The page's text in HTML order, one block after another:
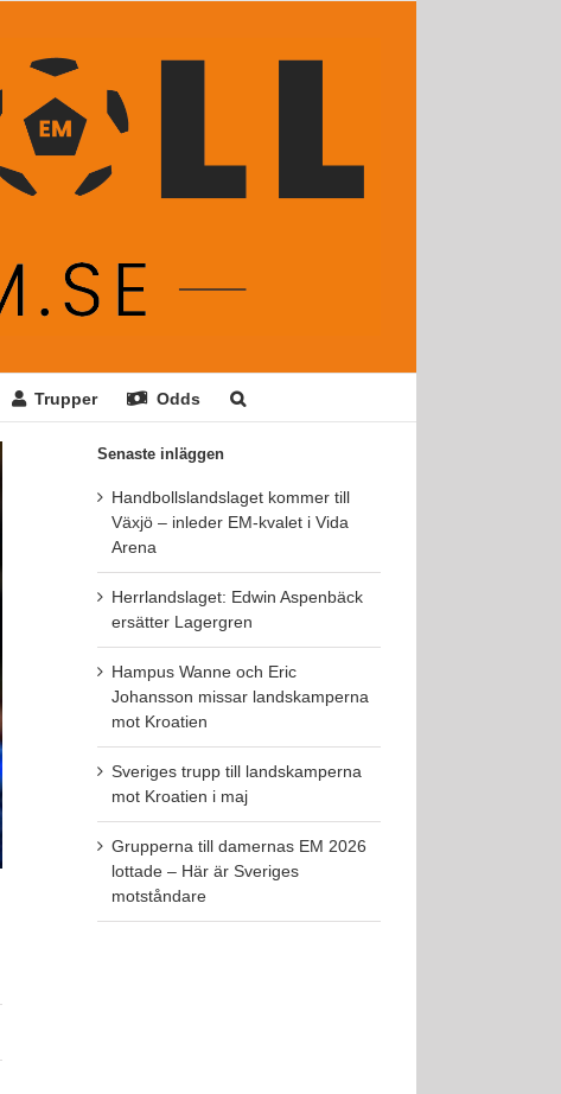
Trupper Odds
Senaste inläggen
Handbollslandslaget kommer till
Växjö – inleder EM-kvalet i Vida
Arena
Herrlandslaget: Edwin Aspenbäck
ersätter Lagergren
Hampus Wanne och Eric
Johansson missar landskamperna
mot Kroatien
Sveriges trupp till landskamperna
mot Kroatien i maj
Grupperna till damernas EM 2026
lottade – Här är Sveriges
motståndare